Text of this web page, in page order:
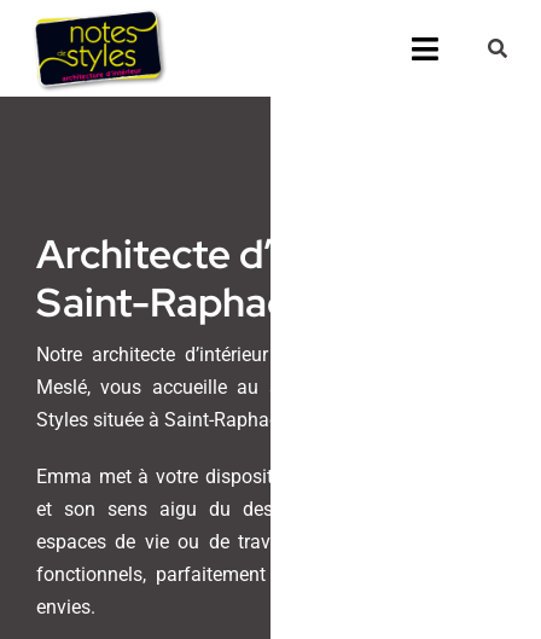
Passer
contenu
Toggle
Architecte d’intérieur
Saint-Raphaël
Notre architecte d’intérieur et maitre d’oeuvre, Emma
Meslé, vous accueille au sein de l’agence Notes de
Styles située à Saint-Raphaël.
Emma met à votre disposition son savoir-faire unique
et son sens aigu du design pour transformer vos
espaces de vie ou de travail en lieux harmonieux et
fonctionnels, parfaitement adaptés à vos besoins et
envies.